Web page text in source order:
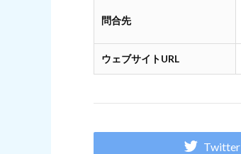
問合先
ウェブサイトURL
Twitter